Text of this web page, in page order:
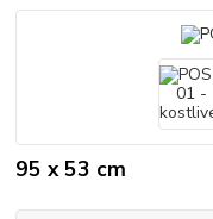
95 x 53 cm